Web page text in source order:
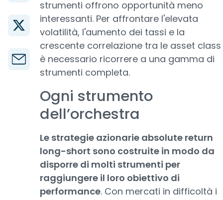
strumenti offrono opportunità meno
interessanti. Per affrontare l'elevata
volatilità, l'aumento dei tassi e la
crescente correlazione tra le asset class
è necessario ricorrere a una gamma di
strumenti completa.
Ogni strumento
dell’orchestra
Le strategie azionarie absolute return
long-short sono costruite in modo da
disporre di molti strumenti per
raggiungere il loro obiettivo di
performance. Con mercati in difficoltà i